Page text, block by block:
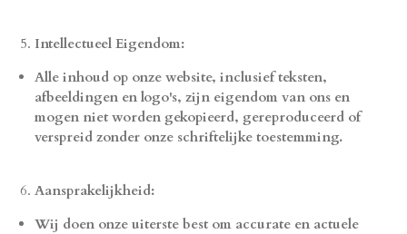
Intellectueel Eigendom:
Alle inhoud op onze website, inclusief teksten,
afbeeldingen en logo's, zijn eigendom van ons en
mogen niet worden gekopieerd, gereproduceerd of
verspreid zonder onze schriftelijke toestemming.
Aansprakelijkheid:
Wij doen onze uiterste best om accurate en actuele